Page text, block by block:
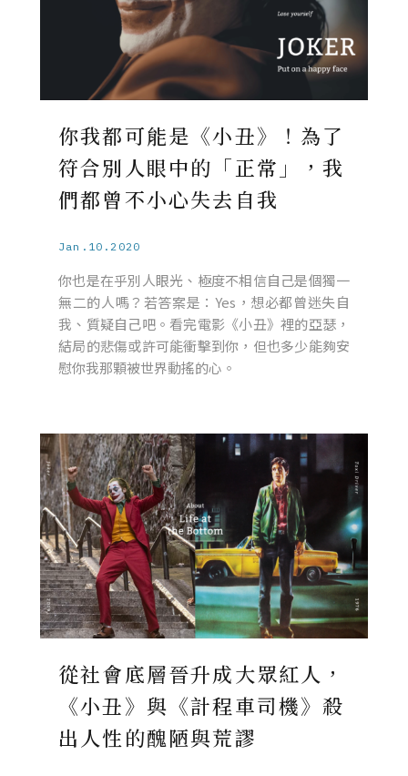
你我都可能是《小丑》！為了
符合別人眼中的「正常」，我
們都曾不小心失去自我
Jan.10.2020
你也是在乎別人眼光、極度不相信自己是個獨一
無二的人嗎？若答案是：Yes，想必都曾迷失自
我、質疑自己吧。看完電影《小丑》裡的亞瑟，
結局的悲傷或許可能衝擊到你，但也多少能夠安
慰你我那顆被世界動搖的心。
從社會底層晉升成大眾紅人，
《小丑》與《計程車司機》殺
出人性的醜陋與荒謬